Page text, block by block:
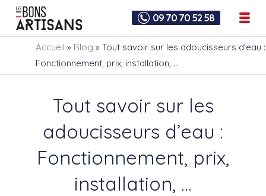
09 70 70 52 58
Accueil » Blog » Tout savoir sur les adoucisseurs d’eau :
Fonctionnement, prix, installation, …
Tout savoir sur les
adoucisseurs d’eau :
Fonctionnement, prix,
installation, …